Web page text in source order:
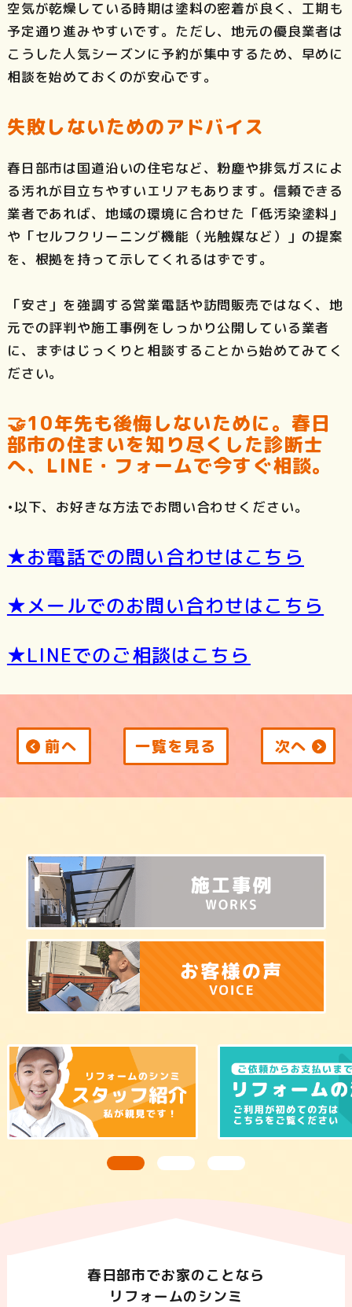
空気が乾燥している時期は塗料の密着が良く、工期も
予定通り進みやすいです。ただし、地元の優良業者は
こうした人気シーズンに予約が集中するため、早めに
相談を始めておくのが安心です。
失敗しないためのアドバイス
春日部市は国道沿いの住宅など、粉塵や排気ガスによ
る汚れが目立ちやすいエリアもあります。信頼できる
業者であれば、地域の環境に合わせた「低汚染塗料」
や「セルフクリーニング機能（光触媒など）」の提案
を、根拠を持って示してくれるはずです。
「安さ」を強調する営業電話や訪問販売ではなく、地
元での評判や施工事例をしっかり公開している業者
に、まずはじっくりと相談することから始めてみてく
ださい。
🤝10年先も後悔しないために。春日
部市の住まいを知り尽くした診断士
へ、LINE・フォームで今すぐ相談。
•以下、お好きな方法でお問い合わせください。
★お電話での問い合わせはこちら
★メールでのお問い合わせはこちら
★LINEでのご相談はこちら
前へ 一覧を見る 次へ
春日部市でお家のことなら
リフォームのシンミ